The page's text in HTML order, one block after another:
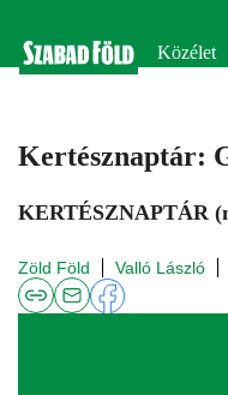
Közélet
Kertésznaptár:
KERTÉSZNAPTÁR
Zöld Föld Valló László